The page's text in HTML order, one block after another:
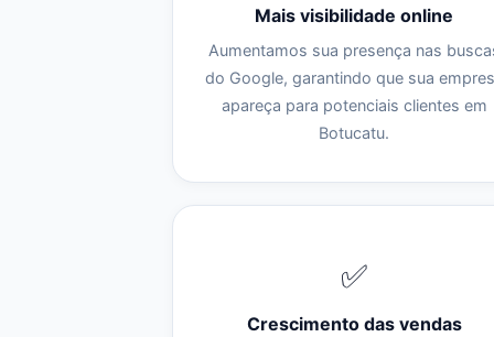
Mais visibilidade online
Aumentamos sua presença nas
do Google, garantindo que sua
apareça para potenciais clientes em
Botucatu.
✅
Crescimento das vendas